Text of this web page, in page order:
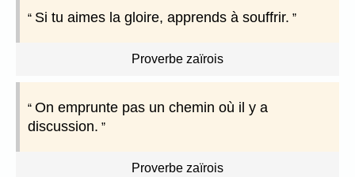
Si tu aimes la gloire, apprends à souffrir.
Proverbe zaïrois
On emprunte pas un chemin où il y a
discussion.
Proverbe zaïrois